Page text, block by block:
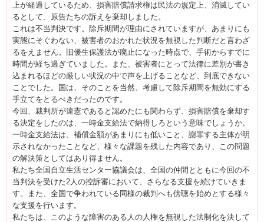
上が経過しているため、損害賠償請求権は民法の規定上、消滅してい
るとして、原告たちの訴えを棄却しました。
これは不当判決です。除斥期間が理由にされていますが、あまりにも
実態にそぐわない、被害者のおかれた状況を無視した判断だと言わざ
るをえません。旧優生保護法が廃止になった時点で、手術からすでに
時間が経ち過ぎていました。また、被害者にとって法律に差別が書き
込まれるほどの厳しい状況の中で声を上げることなど、到底できない
ことでした。国は、そのことを当然、考慮して除斥期間を無効にする
手立てをとるべきだったのです。
今回、裁判所が違憲であると認めたにも関わらず、損害賠償を棄却す
る決定をしたのは、一時金支給法で納得しろという意味でしょうか。
一時金支給法は、補償金額があまりにも低いこと、謝罪する主体が明
示されなかったことなど、様々な課題を残した内容であり、この問題
の解決策としてはあり得ません。
私たち全国自立生活センター協議会は、全国の仲間とともに今回の不
当判決を受けた2人の控訴審において、さらなる支援を続けていきま
す。また、全国で争われている同様の裁判へも傍聴を始めとする様々
な支援を行います。
私たちは、このような障害のある人の人権を無視した法制化を決して